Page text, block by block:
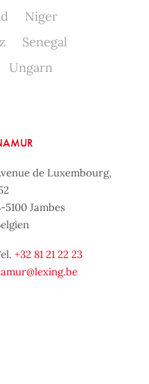
Niger
Senegal
Ungarn
de Luxembourg,
5100 Jambes
+32 81 21 22 23